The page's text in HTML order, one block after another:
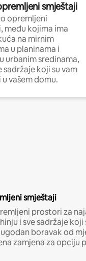
smještaji
opremljeni
među kojima ima
na mirnim
u planinama i
urbanim sredinama,
sadržaje koji su vam
vašem domu.
smještaji
prostori za
i sve sadržaje koji
boravak od
zamjena za opciju